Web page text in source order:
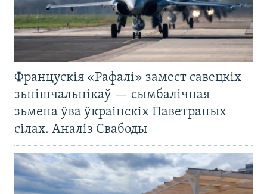
Францускія «Рафалі» замест савецкіх
зьнішчальнікаў — сымбалічная
зьмена ўва ўкраінскіх Паветраных
сілах. Аналіз Свабоды